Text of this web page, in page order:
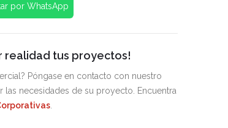
por WhatsApp
realidad tus proyectos!
Póngase en contacto con nuestro
necesidades de su proyecto. Encuentra
.